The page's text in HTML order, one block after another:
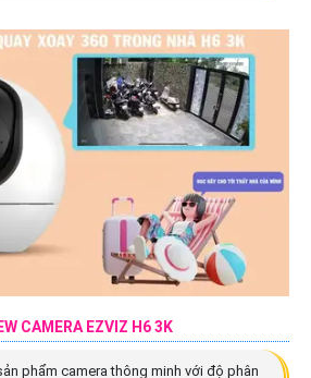
CAMERA EZVIZ H6 3K
phẩm camera thông minh với độ phân